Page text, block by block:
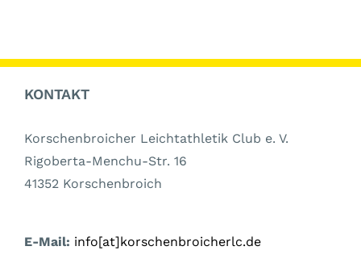
KONTAKT
Korschenbroicher Leichtathletik Club e. V.
Rigoberta-Menchu-Str. 16
41352 Korschenbroich
E-Mail: info[at]korschenbroicherlc.de